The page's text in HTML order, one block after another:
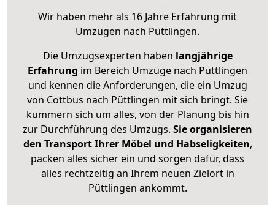
Wir haben mehr als 16 Jahre Erfahrung mit
Umzügen nach Püttlingen.
Die Umzugsexperten haben langjährige
Erfahrung im Bereich Umzüge nach Püttlingen
und kennen die Anforderungen, die ein Umzug
von Cottbus nach Püttlingen mit sich bringt. Sie
kümmern sich um alles, von der Planung bis hin
zur Durchführung des Umzugs. Sie organisieren
den Transport Ihrer Möbel und Habseligkeiten,
packen alles sicher ein und sorgen dafür, dass
alles rechtzeitig an Ihrem neuen Zielort in
Püttlingen ankommt.